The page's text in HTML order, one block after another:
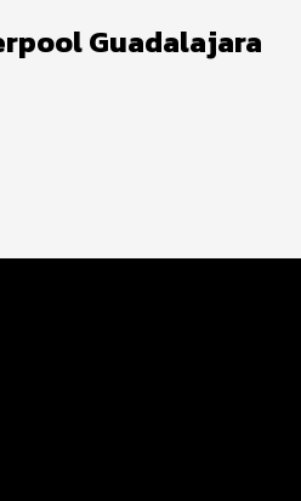
Guadalajara